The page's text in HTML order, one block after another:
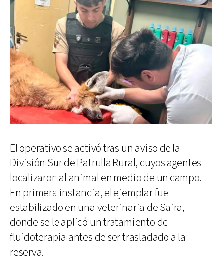
El operativo se activó tras un aviso de la
División Sur de Patrulla Rural, cuyos agentes
localizaron al animal en medio de un campo.
En primera instancia, el ejemplar fue
estabilizado en una veterinaria de Saira,
donde se le aplicó un tratamiento de
fluidoterapia antes de ser trasladado a la
reserva.